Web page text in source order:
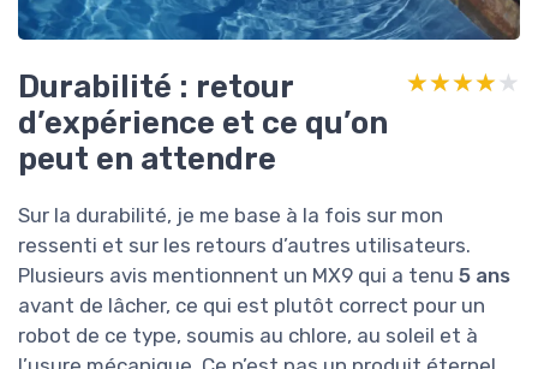
Durabilité : retour
d’expérience et ce qu’on
peut en attendre
★★★★★
★★★★★
Sur la durabilité, je me base à la fois sur mon
ressenti et sur les retours d’autres utilisateurs.
Plusieurs avis mentionnent un MX9 qui a tenu 5 ans
avant de lâcher, ce qui est plutôt correct pour un
robot de ce type, soumis au chlore, au soleil et à